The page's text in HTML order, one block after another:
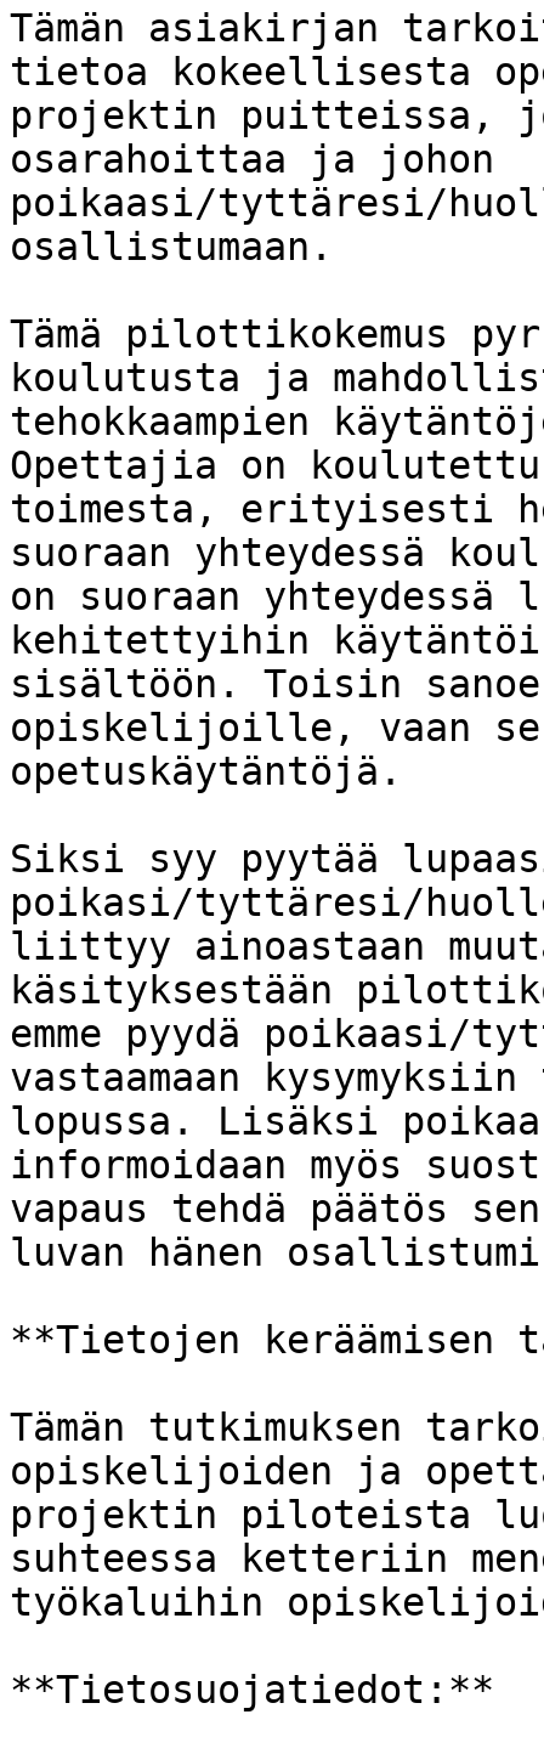
Tämän asiakirjan
tietoa kokeellisesta
projektin puitteissa,
osarahoittaa ja johon
poikaasi/tyttäresi/
osallistumaan.
Tämä pilottikokemus
koulutusta ja
tehokkaampien
Opettajia on
toimesta, erityisesti
suoraan yhteydessä
on suoraan yhteydessä
kehitettyihin
sisältöön. Toisin
opiskelijoille, vaan se
opetuskäytäntöjä.
Siksi syy pyytää
poikasi/tyttäresi/
liittyy ainoastaan
käsityksestään
emme pyydä poikaasi/
vastaamaan kysymyksiin
lopussa. Lisäksi
informoidaan myös
vapaus tehdä päätös
luvan hänen
**Tietojen keräämisen
Tämän tutkimuksen
opiskelijoiden ja
projektin piloteista
suhteessa ketteriin
työkaluihin
**Tietosuojatiedot:**